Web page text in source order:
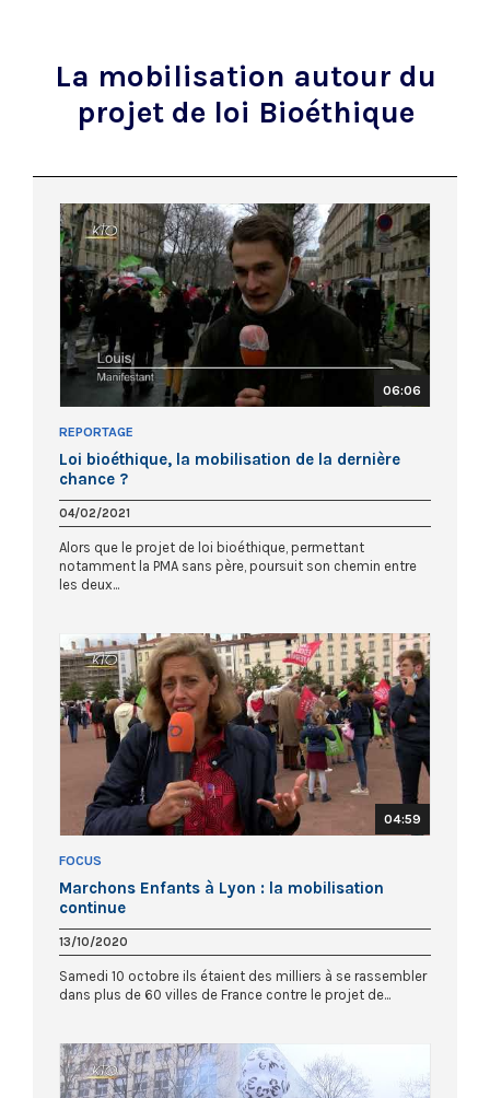
La mobilisation autour du
projet de loi Bioéthique
06:06
REPORTAGE
Loi bioéthique, la mobilisation de la dernière
chance ?
04/02/2021
Alors que le projet de loi bioéthique, permettant
notamment la PMA sans père, poursuit son chemin entre
les deux...
04:59
FOCUS
Marchons Enfants à Lyon : la mobilisation
continue
13/10/2020
Samedi 10 octobre ils étaient des milliers à se rassembler
dans plus de 60 villes de France contre le projet de...